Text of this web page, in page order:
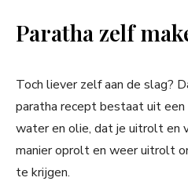
Paratha zelf
Toch liever zelf aan de slag?
paratha recept bestaat uit
water en olie, dat je uitrolt en
manier oprolt en weer uitrolt
te krijgen.